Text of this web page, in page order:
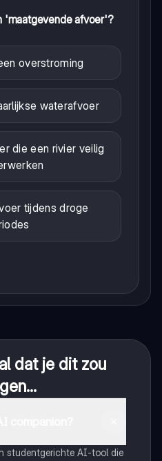
'maatgevende afvoer'?
overstroming
waterafvoer
die een rivier veilig
tijdens droge
dat je dit zou
studentgerichte AI-tool die